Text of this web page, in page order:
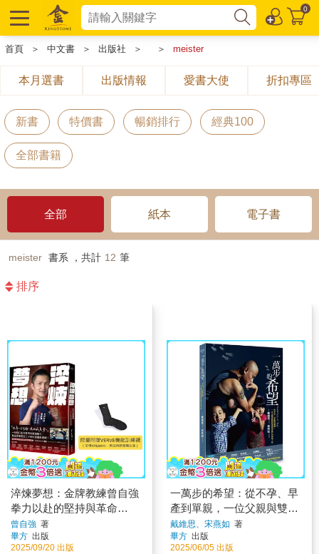
0
首頁 ＞ 中文書 ＞ 出版社 ＞ ＞ meister
本月選書 出版情報 愛書大使 折扣專區
新書 特價書 暢銷排行 經典100
全部書籍
全部 紙本 電子書
meister 書系 ，共計 12 筆
排序
淬煉夢想：金牌教練曾自強
拳力以赴的堅持與革命
【VERVE機能訓練襪限量
贈品版】
曾自強 著
畢方 出版
2025/09/20 出版
一萬步的希望：從不孕、早
產到單親，一位父親與雙胞
胎勇闖世界的英雄之旅
戴維思、宋燕如 著
畢方 出版
2025/06/05 出版